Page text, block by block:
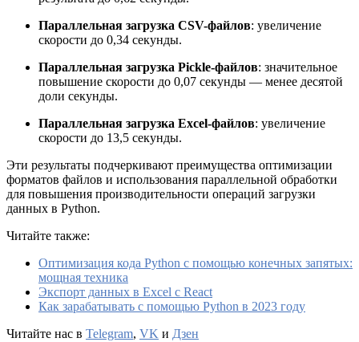
Параллельная загрузка CSV-файлов: увеличение
скорости до 0,34 секунды.
Параллельная загрузка Pickle-файлов: значительное
повышение скорости до 0,07 секунды — менее десятой
доли секунды.
Параллельная загрузка Excel-файлов: увеличение
скорости до 13,5 секунды.
Эти результаты подчеркивают преимущества оптимизации
форматов файлов и использования параллельной обработки
для повышения производительности операций загрузки
данных в Python.
Читайте также:
Оптимизация кода Python с помощью конечных запятых:
мощная техника
Экспорт данных в Excel с React
Как зарабатывать с помощью Python в 2023 году
Читайте нас в Telegram, VK и Дзен